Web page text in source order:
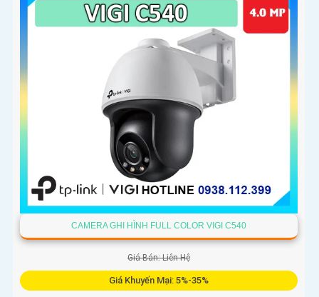
CAMERA GHI HÌNH FULL COLOR VIGI C540
Giá Bán: Liên Hệ
Giá Khuyến Mại: 5%-35%